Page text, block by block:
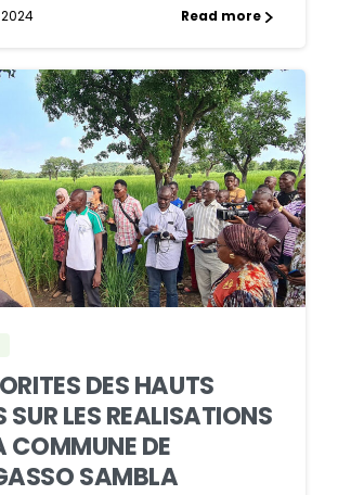
Read more
0 0
DES HAUTS
SUR LES REALISATIONS
COMMUNE DE
SAMBLA